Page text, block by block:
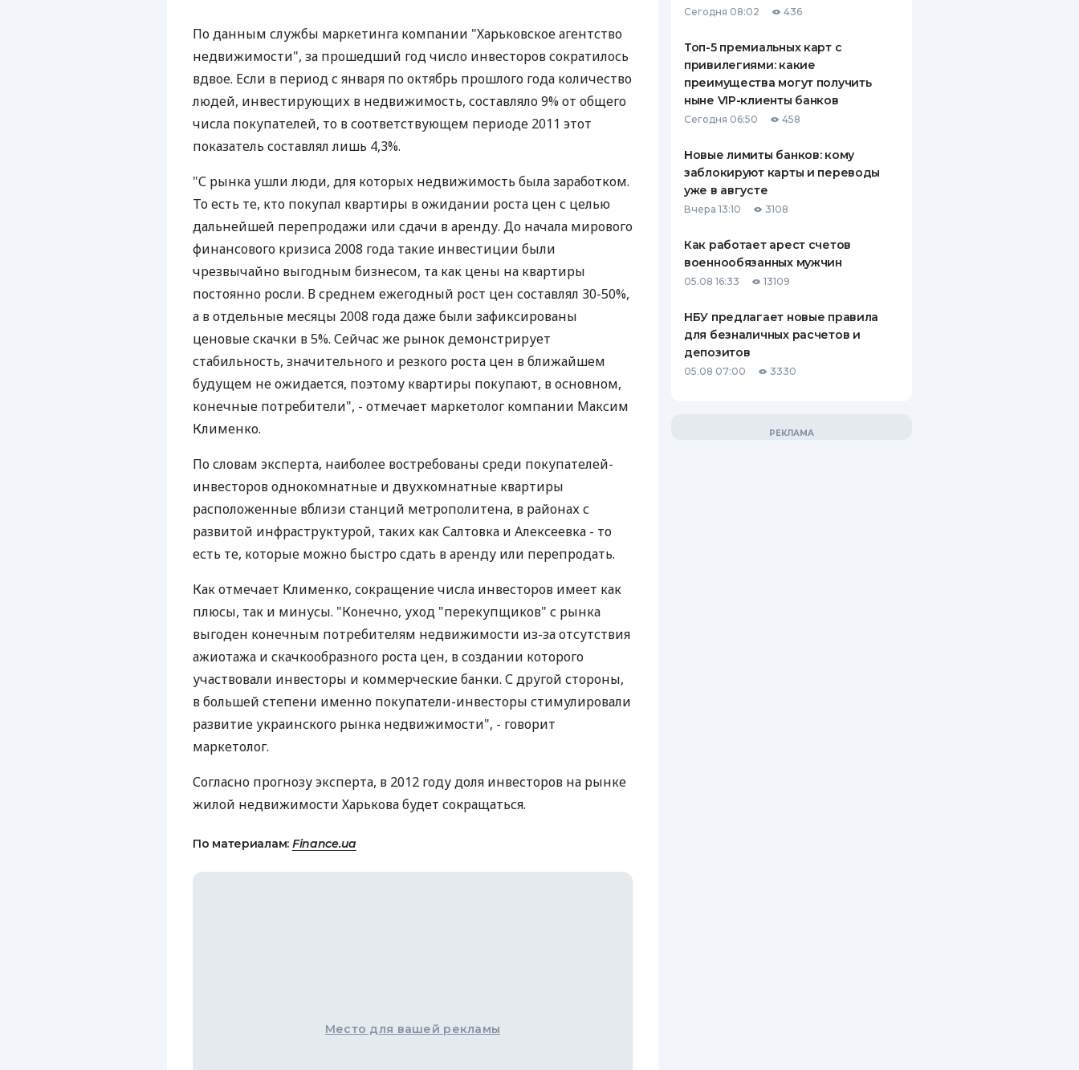
КЕШБЭКА
БАНКОВСКИМ КАРТАМ
ВСЕ СТРАХОВЫЕ ПОЛИСЫ
СТРАХОВЫЕ КОМПАНИИ
КОМПАНИЯХ
КОНТАКТЫ
По данным службы маркетинга компании "Харьковское агентство
недвижимости", за прошедший год число инвесторов сократилось
вдвое. Если в период с января по октябрь прошлого года количество
людей, инвестирующих в недвижимость, составляло 9% от общего
числа покупателей, то в соответствующем периоде 2011 этот
показатель составлял лишь 4,3%.
"С рынка ушли люди, для которых недвижимость была заработком.
То есть те, кто покупал квартиры в ожидании роста цен с целью
дальнейшей перепродажи или сдачи в аренду. До начала мирового
финансового кризиса 2008 года такие инвестиции были
чрезвычайно выгодным бизнесом, та как цены на квартиры
постоянно росли. В среднем ежегодный рост цен составлял 30-50%,
а в отдельные месяцы 2008 года даже были зафиксированы
ценовые скачки в 5%. Сейчас же рынок демонстрирует
стабильность, значительного и резкого роста цен в ближайшем
будущем не ожидается, поэтому квартиры покупают, в основном,
конечные потребители", - отмечает маркетолог компании Максим
Клименко.
По словам эксперта, наиболее востребованы среди покупателей-
инвесторов однокомнатные и двухкомнатные квартиры
расположенные вблизи станций метрополитена, в районах с
развитой инфраструктурой, таких как Салтовка и Алексеевка - то
есть те, которые можно быстро сдать в аренду или перепродать.
Как отмечает Клименко, сокращение числа инвесторов имеет как
плюсы, так и минусы. "Конечно, уход "перекупщиков" с рынка
выгоден конечным потребителям недвижимости из-за отсутствия
ажиотажа и скачкообразного роста цен, в создании которого
участвовали инвесторы и коммерческие банки. С другой стороны,
в большей степени именно покупатели-инвесторы стимулировали
развитие украинского рынка недвижимости", - говорит
маркетолог.
Согласно прогнозу эксперта, в 2012 году доля инвесторов на рынке
жилой недвижимости Харькова будет сокращаться.
По материалам: Finance.ua
Место для вашей рекламы
Сегодня 08:02 436
Топ-5 премиальных карт с
привилегиями: какие
преимущества могут получить
ныне VIP-клиенты банков
Сегодня 06:50 458
Новые лимиты банков: кому
заблокируют карты и переводы
уже в августе
Вчера 13:10 3108
Как работает арест счетов
военнообязанных мужчин
05.08 16:33 13109
НБУ предлагает новые правила
для безналичных расчетов и
депозитов
05.08 07:00 3330